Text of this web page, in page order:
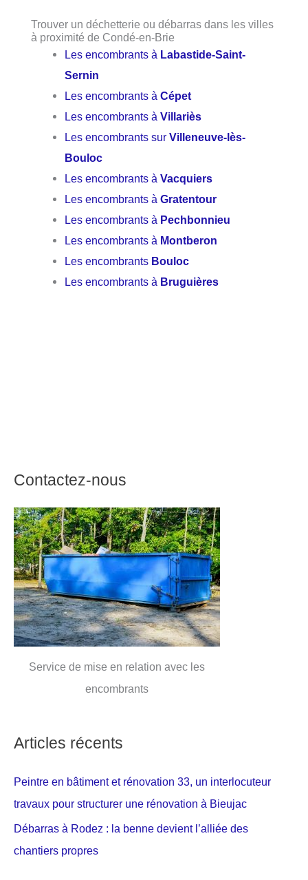
Trouver un déchetterie ou débarras dans les villes
à proximité de Condé-en-Brie
Les encombrants à Labastide-Saint-
Sernin
Les encombrants àCépet
Les encombrants àVillariès
Les encombrants surVilleneuve-lès-
Bouloc
Les encombrants àVacquiers
Les encombrants àGratentour
Les encombrants à Pechbonnieu
Les encombrants à Montberon
Les encombrants Bouloc
Les encombrants à Bruguières
Contactez-nous
Service de mise en relation avec les
encombrants
Articles récents
Peintre en bâtiment et rénovation 33, un interlocuteur
travaux pour structurer une rénovation à Bieujac
Débarras à Rodez : la benne devient l’alliée des
chantiers propres